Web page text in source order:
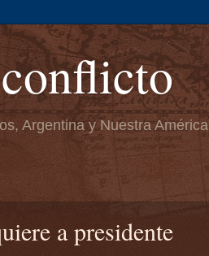
Argentina y Nuestra América
a presidente